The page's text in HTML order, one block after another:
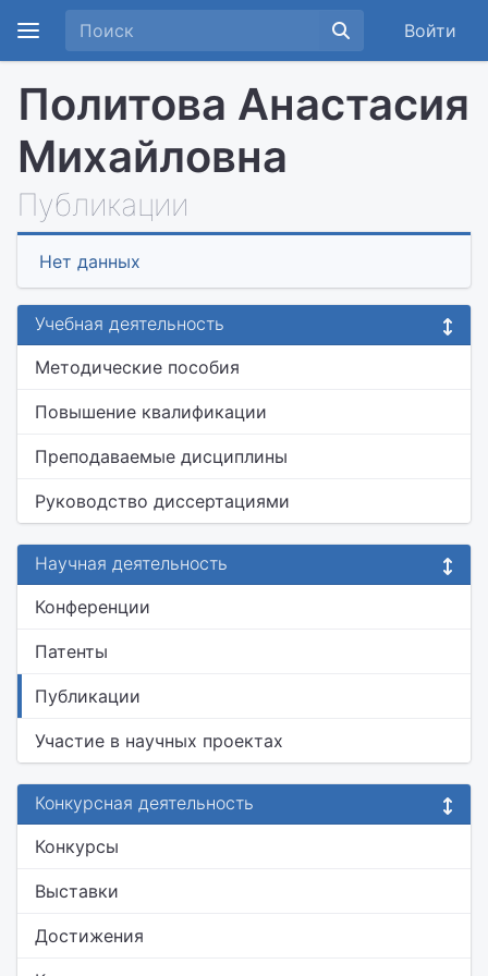
Войти
Политова Анастасия
Михайловна
Публикации
Нет данных
Учебная деятельность
Методические пособия
Повышение квалификации
Преподаваемые дисциплины
Руководство диссертациями
Научная деятельность
Конференции
Патенты
Публикации
Участие в научных проектах
Конкурсная деятельность
Конкурсы
Выставки
Достижения